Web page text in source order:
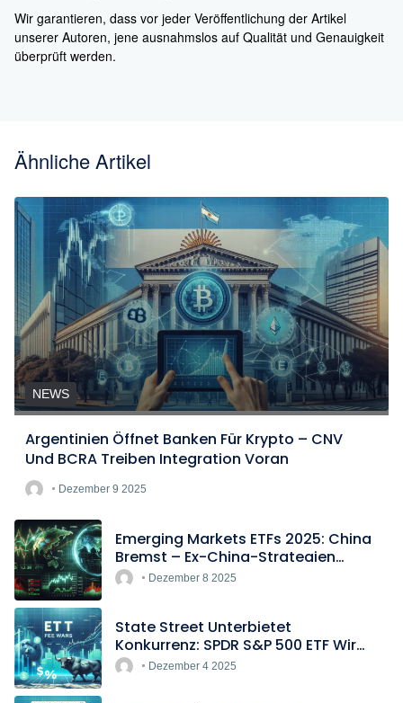
Wir garantieren, dass vor jeder Veröffentlichung der Artikel
unserer Autoren, jene ausnahmslos auf Qualität und Genauigkeit
überprüft werden.
Ähnliche Artikel
NEWS
Argentinien Öffnet Banken Für Krypto – CNV
Und BCRA Treiben Integration Voran
Dezember 9 2025
Emerging Markets ETFs 2025: China
Bremst – Ex-China-Strategien
BoomenDezember 8 2025
State Street Unterbietet
Konkurrenz: SPDR S&P 500 ETF Wird
Europas Günstigster Indextracker
Dezember 4 2025